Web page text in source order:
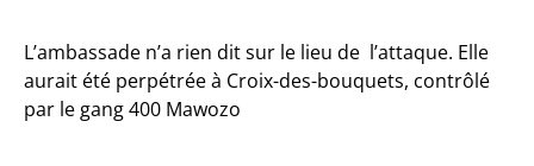
L’ambassade n’a rien dit sur le lieu de l’attaque. Elle
aurait été perpétrée à Croix-des-bouquets, contrôlé
par le gang 400 Mawozo